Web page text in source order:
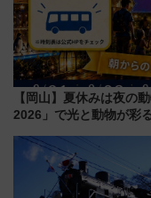
【岡山】夏休みは夜の
2026」で光と動物が彩